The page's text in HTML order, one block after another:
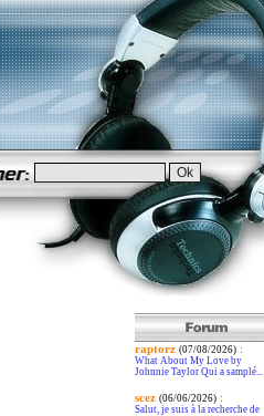
raptorz (07/08/2026):
What About My Love by
Johnnie Taylor Qui a samplé...
scez (06/06/2026):
Salut, je suis à la recherche de